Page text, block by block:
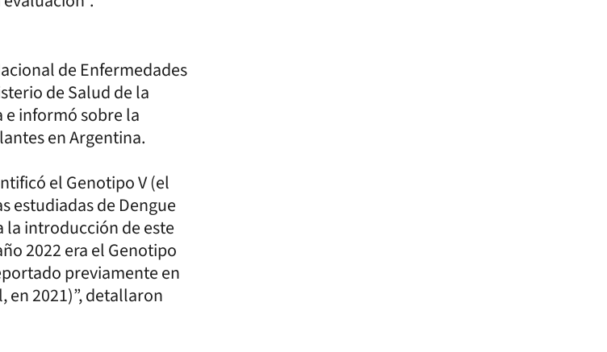
de Enfermedades
de Salud de la
e informó sobre la
en Argentina.
el Genotipo V (el
estudiadas de Dengue
la introducción de este
2022 era el Genotipo
previamente en
en 2021)”, detallaron